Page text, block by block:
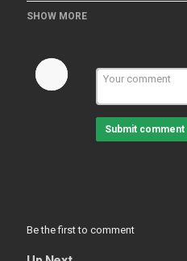
Tags
#archviz #render #3d
SHOW MORE
Submit comment
Be the first to comment